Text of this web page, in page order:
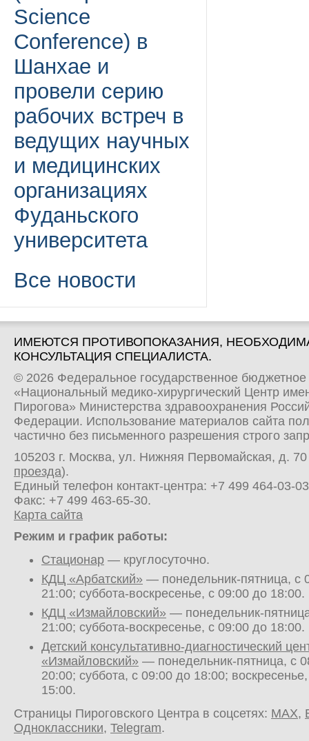
Science
Conference) в
Шанхае и
провели серию
рабочих встреч в
ведущих научных
и медицинских
организациях
Фуданьского
университета
Все новости
ИМЕЮТСЯ ПРОТИВОПОКАЗАНИЯ,
КОНСУЛЬТАЦИЯ СПЕЦИАЛИСТА.
© 2026 Федеральное государственное
«Национальный медико-хирургический Центр
Пирогова» Министерства здравоохранения
Федерации. Использование материалов сайта
частично без письменного разрешения строго
105203 г. Москва, ул. Нижняя Первомайская, д.
проезда).
Единый телефон контакт-центра: +7 499 464-03-03
Факс: +7 499 463-65-30.
Карта сайта
Режим и график работы:
Стационар — круглосуточно.
КДЦ «Арбатский» — понедельник-пятница, с
21:00; суббота-воскресенье, с 09:00 до 18:00.
КДЦ «Измайловский» — понедельник-
21:00; суббота-воскресенье, с 09:00 до 18:00.
Детский консультативно-диагностический
«Измайловский» — понедельник-пятница, с
20:00; суббота, с 09:00 до 18:00;
15:00.
Страницы Пироговского Центра в соцсетях: MAX,
Одноклассники, Telegram.